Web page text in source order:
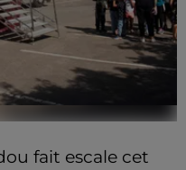
fait escale cet